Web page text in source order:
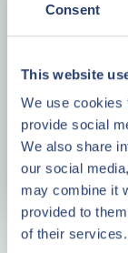
Consent
This website
We use cookies
provide social
We also share
our social
may combine it
provided to
of their services.
Baujahr
Wohnfläche
Grundstück
Zimmer
Energieklasse